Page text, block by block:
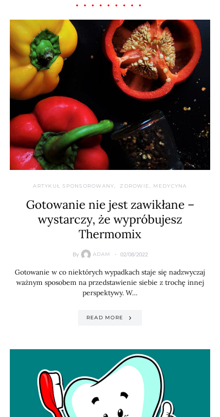
ARTYKUŁ SPONSOROWANY ZDROWIE, MEDYCYNA
Gotowanie nie jest zawikłane –
wystarczy, że wypróbujesz
Thermomix
By ADAM 02/08/2022
Gotowanie w co niektórych wypadkach staje się nadzwyczaj
ważnym sposobem na przedstawienie siebie z trochę innej
perspektywy. W…
READ MORE